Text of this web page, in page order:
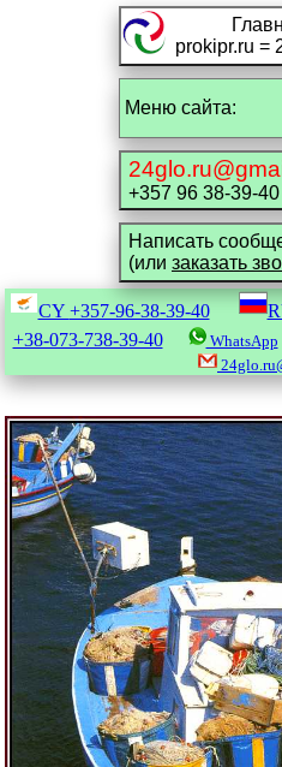
prokipr.ru =
+357 96 38-39-40
Написать
(или заказать
CY +357-96-38-39-40
+38-073-738-39-40
WhatsApp